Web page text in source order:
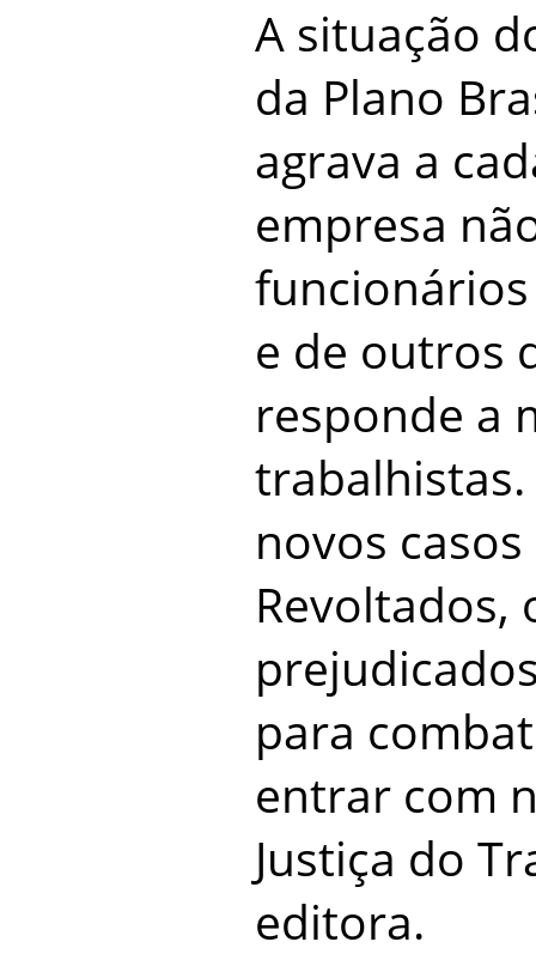
A situação
da Plano
agrava a
empresa
e de outros
responde a
trabalhistas.
novos
Revoltados,
para
entrar com
Justiça do
editora.